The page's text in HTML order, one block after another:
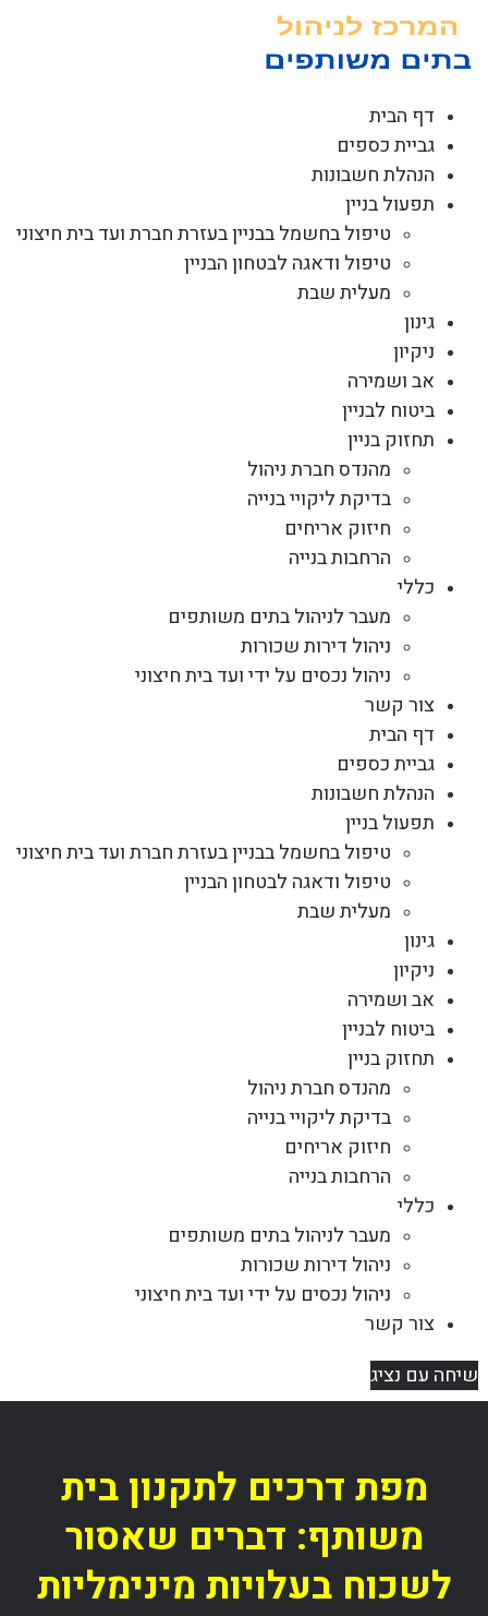
דף הבית
גביית כספים
הנהלת חשבונות
תפעול בניין
טיפול בחשמל בבניין בעזרת חברת ועד בית חיצוני
טיפול ודאגה לבטחון הבניין
מעלית שבת
גינון
ניקיון
אב ושמירה
ביטוח לבניין
תחזוק בניין
מהנדס חברת ניהול
בדיקת ליקויי בנייה
חיזוק אריחים
הרחבות בנייה
כללי
מעבר לניהול בתים משותפים
ניהול דירות שכורות
ניהול נכסים על ידי ועד בית חיצוני
צור קשר
דף הבית
גביית כספים
הנהלת חשבונות
תפעול בניין
טיפול בחשמל בבניין בעזרת חברת ועד בית חיצוני
טיפול ודאגה לבטחון הבניין
מעלית שבת
גינון
ניקיון
אב ושמירה
ביטוח לבניין
תחזוק בניין
מהנדס חברת ניהול
בדיקת ליקויי בנייה
חיזוק אריחים
הרחבות בנייה
כללי
מעבר לניהול בתים משותפים
ניהול דירות שכורות
ניהול נכסים על ידי ועד בית חיצוני
צור קשר
שיחה עם נציג
מפת דרכים לתקנון בית
משותף: דברים שאסור
לשכוח בעלויות מינימליות